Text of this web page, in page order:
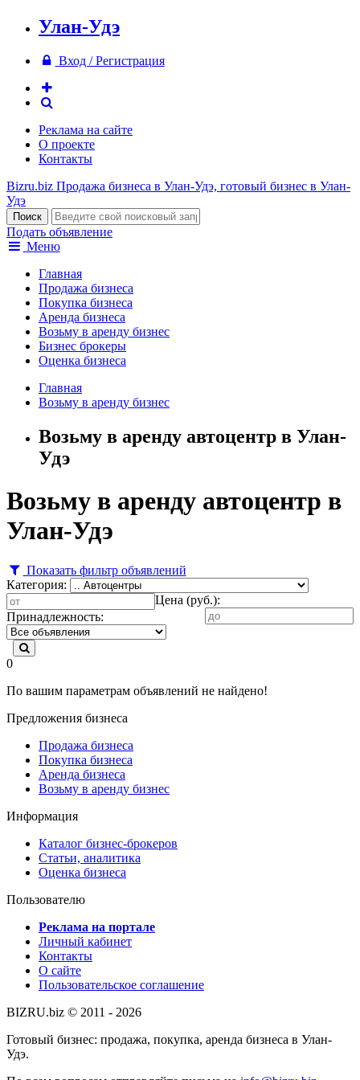
Улан-Удэ
Вход / Регистрация
Реклама на сайте
О проекте
Контакты
Bizru.biz Продажа бизнеса в Улан-Удэ, готовый бизнес в Улан-
Удэ
Подать объявление
Меню
Главная
Продажа бизнеса
Покупка бизнеса
Аренда бизнеса
Возьму в аренду бизнес
Бизнес брокеры
Оценка бизнеса
Главная
Возьму в аренду бизнес
Возьму в аренду автоцентр в Улан-
Удэ
Возьму в аренду автоцентр в
Улан-Удэ
Показать фильтр объявлений
Категория:
Цена (руб.):
Принадлежность:
0
По вашим параметрам объявлений не найдено!
Предложения бизнеса
Продажа бизнеса
Покупка бизнеса
Аренда бизнеса
Возьму в аренду бизнес
Информация
Каталог бизнес-брокеров
Статьи, аналитика
Оценка бизнеса
Пользователю
Реклама на портале
Личный кабинет
Контакты
О сайте
Пользовательское соглашение
BIZRU.biz © 2011 - 2026
Готовый бизнес: продажа, покупка, аренда бизнеса в Улан-
Удэ.